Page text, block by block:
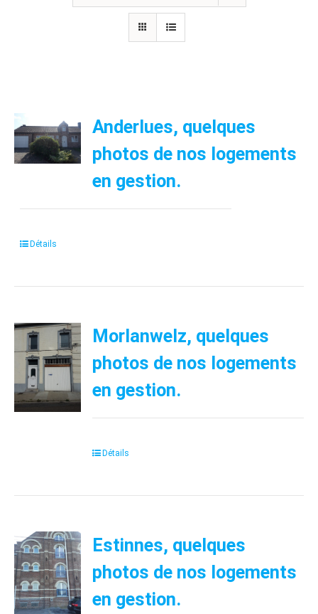
Anderlues, quelques
photos de nos logements
en gestion.
Détails
Morlanwelz, quelques
photos de nos logements
en gestion.
Détails
Estinnes, quelques
photos de nos logements
en gestion.